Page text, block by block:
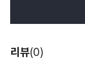
리뷰(0)